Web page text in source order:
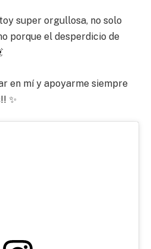
super orgullosa, no solo
porque el desperdicio de
en mí y apoyarme siempre
✨️